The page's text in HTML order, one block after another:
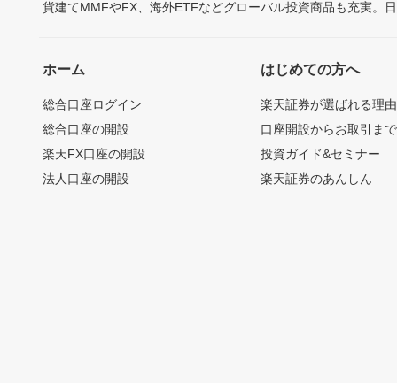
貨建てMMFやFX、海外ETFなどグローバル投資商品も充実。
ホーム
総合口座ログイン
総合口座の開設
楽天FX口座の開設
法人口座の開設
はじめての方へ
楽天証券が選ばれる理由
口座開設からお取引ま
投資ガイド&セミナー
楽天証券のあんしん